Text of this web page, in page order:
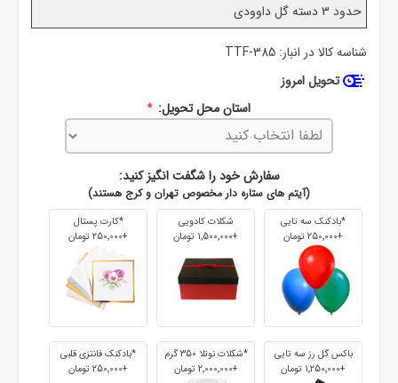
حدود 3 دسته گل داوودی
شناسه کالا در انبار: TTF-385
تحویل امروز
استان محل تحویل: *
سفارش خود را شگفت انگیز کنید:
(آیتم های ستاره دار مخصوص تهران و کرج هستند)
*بادکنک سه تایی
+250٬000 تومان
شکلات کادویی
+1٬500٬000 تومان
*کارت پستال
+250٬000 تومان
باکس گل رز سه تایی
+1٬250٬000 تومان
*شکلات نوتلا 350 گرم
+2٬000٬000 تومان
*بادکنک فانتزی قلبی
+250٬000 تومان